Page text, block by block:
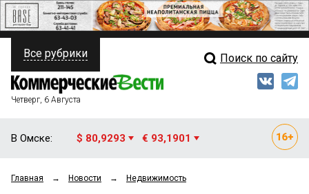
ПОЛИТИКА
ФИНАНСЫ
ОБЩЕСТВО
Свежий выпуск
Мнения
Все рубрики Поиск по сайту
Четверг, 6 Августа
В Омске: $ 80,9293 € 93,1901
Главная → Новости → Недвижимость